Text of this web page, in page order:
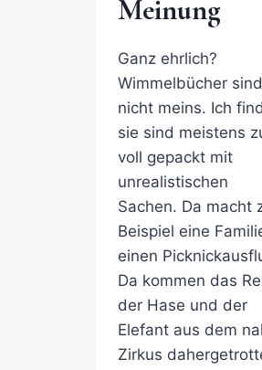
Meinung
Ganz ehrlich?
Wimmelbücher sind
nicht meins. Ich
sie sind meistens
voll gepackt mit
unrealistischen
Sachen. Da macht
Beispiel eine
einen
Da kommen das
der Hase und der
Elefant aus dem
Zirkus